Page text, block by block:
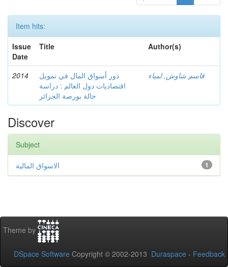
Item hits:
Issue
Date
Title Author(s)
2014
دور أسواق المال في تمويل
اقتصاديات دول العالم : دراسة
حالة بورصة الجزائر
قاسم شاوش, لمياء
Discover
Subject
1 الاسواق المالية
Theme by
DSpace Software Copyright © 2002-2013 Duraspace - Feedback